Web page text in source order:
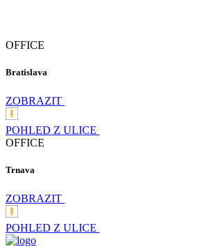
OFFICE
Bratislava
ZOBRAZIT
POHLED Z ULICE
OFFICE
Trnava
ZOBRAZIT
POHLED Z ULICE